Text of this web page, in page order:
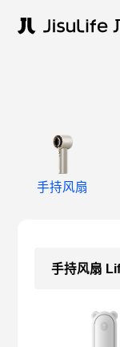
手持风扇